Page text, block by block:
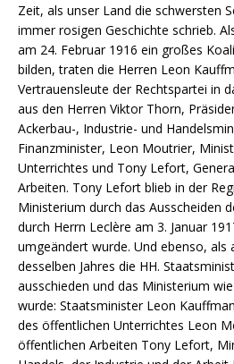
Zeit, als unser Land die schwersten
immer rosigen Geschichte schrieb.
am 24. Februar 1916 ein großes
bilden, traten die Herren Leon
Vertrauensleute der Rechtspartei in
aus den Herren Viktor Thorn,
Ackerbau-, Industrie- und
Finanzminister, Leon Moutrier,
Unterrichtes und Tony Lefort,
Arbeiten. Tony Lefort blieb in der
Ministerium durch das Ausscheiden
durch Herrn Leclère am 3. Januar
umgeändert wurde. Und ebenso, als
desselben Jahres die HH.
ausschieden und das Ministerium
wurde: Staatsminister Leon
des öffentlichen Unterrichtes Leon
öffentlichen Arbeiten Tony Lefort,